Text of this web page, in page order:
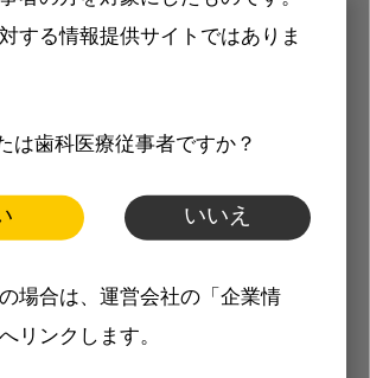
する情報提供サイトではありま
は歯科医療従事者ですか？
いいえ
の場合は、運営会社の「企業情
リンクします。
メリット
製品価格も閲覧可能